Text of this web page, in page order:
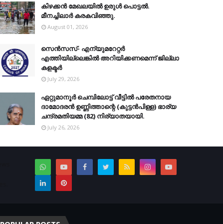
കിഴക്കന്‍ മേഖലയില്‍ ഉരുള്‍ പൊട്ടല്‍.
മീനച്ചിലാര്‍ കരകവിഞ്ഞു.
August 01, 2026
സെന്‍സസ്- എന്യുമറേറ്റര്‍
എത്തിയില്ലെങ്കില്‍ അറിയിക്കണമെന്ന് ജില്ലാ
കളക്ടര്‍
July 29, 2026
ഏറ്റുമാനൂര്‍ ചെമ്പിലോട്ട് വീട്ടില്‍ പരേതനായ
ദാമോദരന്‍ ഉണ്ണിത്താന്റെ (കുട്ടന്‍പിള്ള) ഭാര്യ
ചന്ദ്രമതിയമ്മ (82) നിര്യാതയായി.
July 26, 2026